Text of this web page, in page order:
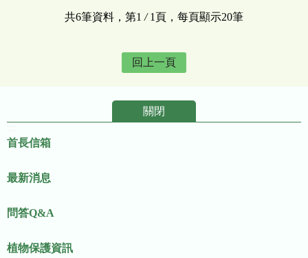
共6筆資料，第1 /1頁，每頁顯示20筆
回上一頁
關閉
首長信箱
最新消息
問答Q&A
植物保護資訊